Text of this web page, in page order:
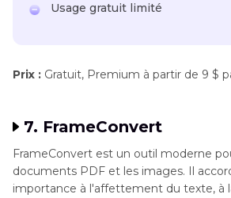
Usage gratuit limité
Prix : Gratuit, Premium à partir de 9 $
7. FrameConvert
FrameConvert est un outil moderne
documents PDF et les images. Il
importance à l'affettement du texte, à